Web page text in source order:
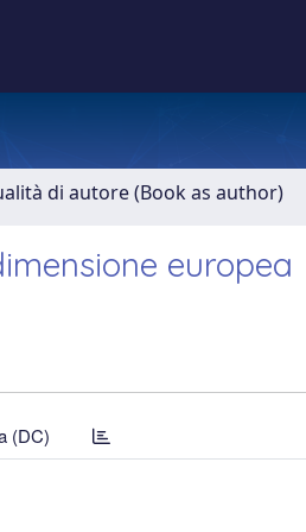
di autore (Book as author)
europea
(DC)